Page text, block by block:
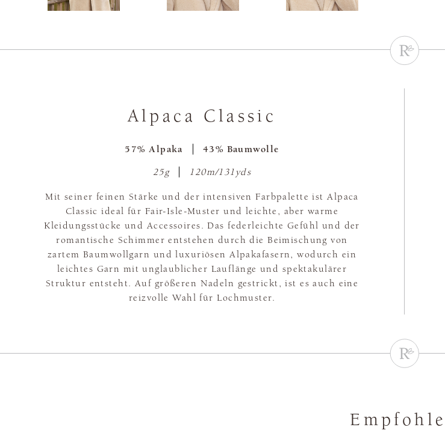
Alpaca Classic
57% Alpaka 43% Baumwolle
25g 120m/131yds
Mit seiner feinen Stärke und der intensiven Farbpalette ist Alpaca
Classic ideal für Fair-Isle-Muster und leichte, aber warme
Kleidungsstücke und Accessoires. Das federleichte Gefühl und der
romantische Schimmer entstehen durch die Beimischung von
zartem Baumwollgarn und luxuriösen Alpakafasern, wodurch ein
leichtes Garn mit unglaublicher Lauflänge und spektakulärer
Struktur entsteht. Auf größeren Nadeln gestrickt, ist es auch eine
reizvolle Wahl für Lochmuster.